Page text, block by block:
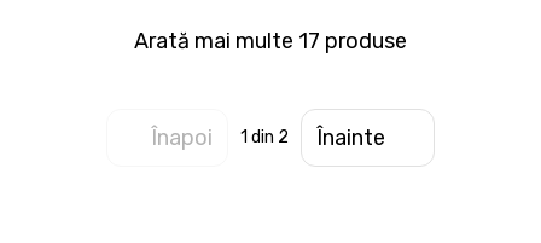
Arată mai multe 17 produse
Înapoi 1 din 2 Înainte